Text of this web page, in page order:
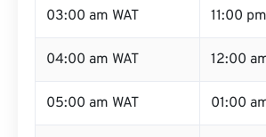
03:00 am WAT 11:00
04:00 am WAT 12:00
05:00 am WAT 01:00